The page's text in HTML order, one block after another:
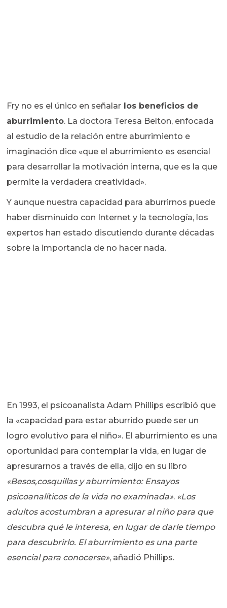
Fry no es el único en señalar los beneficios de
aburrimiento. La doctora Teresa Belton, enfocada
al estudio de la relación entre aburrimiento e
imaginación dice «que el aburrimiento es esencial
para desarrollar la motivación interna, que es la que
permite la verdadera creatividad».
Y aunque nuestra capacidad para aburrirnos puede
haber disminuido con Internet y la tecnología, los
expertos han estado discutiendo durante décadas
sobre la importancia de no hacer nada.
En 1993, el psicoanalista Adam Phillips escribió que
la «capacidad para estar aburrido puede ser un
logro evolutivo para el niño». El aburrimiento es una
oportunidad para contemplar la vida, en lugar de
apresurarnos a través de ella, dijo en su libro
«Besos,cosquillas y aburrimiento: Ensayos
psicoanalíticos de la vida no examinada». «Los
adultos acostumbran a apresurar al niño para que
descubra qué le interesa, en lugar de darle tiempo
para descubrirlo. El aburrimiento es una parte
esencial para conocerse», añadió Phillips.